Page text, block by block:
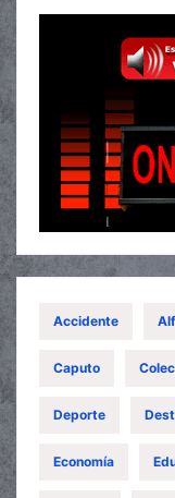
Accidente
Caputo
Deporte
Economía